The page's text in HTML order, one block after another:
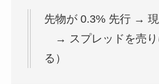
先物が 0.3% 先行 →
→ スプレッドを売り
る）